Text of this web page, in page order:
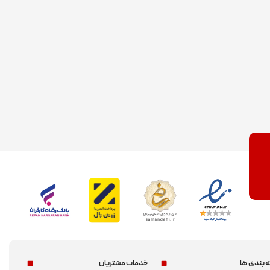
بندی ها
خدمات مشتریان